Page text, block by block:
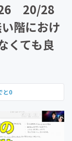
20/28
階におけ
くても良
と0